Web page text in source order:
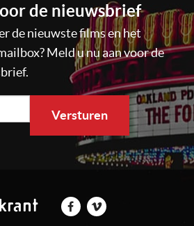
de nieuwsbrief
de nieuwste films en het
Meld u nu aan voor de